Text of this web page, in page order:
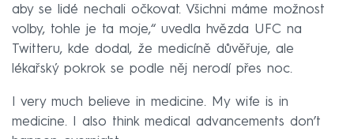
aby se lidé nechali očkovat. Všichni máme možnost
volby, tohle je ta moje,“ uvedla hvězda UFC na
Twitteru, kde dodal, že medicíně důvěřuje, ale
lékařský pokrok se podle něj nerodí přes noc.
I very much believe in medicine. My wife is in
medicine. I also think medical advancements don’t